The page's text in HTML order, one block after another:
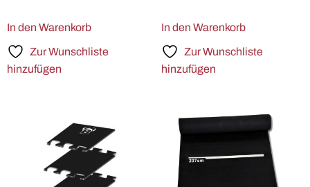
In den Warenkorb
Zur Wunschliste
hinzufügen
In den Warenkorb
Zur Wunschliste
hinzufügen